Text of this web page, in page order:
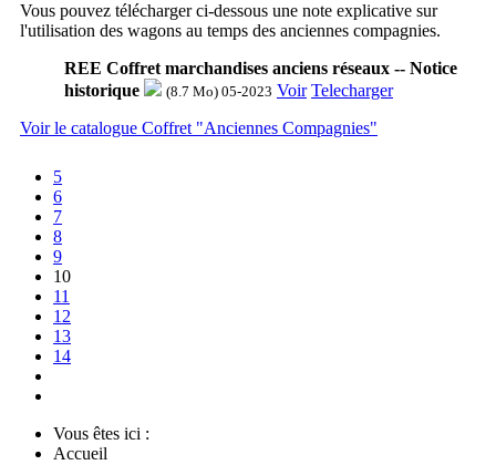
Vous pouvez télécharger ci-dessous une note explicative sur
l'utilisation des wagons au temps des anciennes compagnies.
REE Coffret marchandises anciens réseaux -- Notice
historique
(8.7 Mo) 05-2023 Voir Telecharger
Voir le catalogue Coffret "Anciennes Compagnies"
5
6
7
8
9
10
11
12
13
14
Vous êtes ici :
Accueil